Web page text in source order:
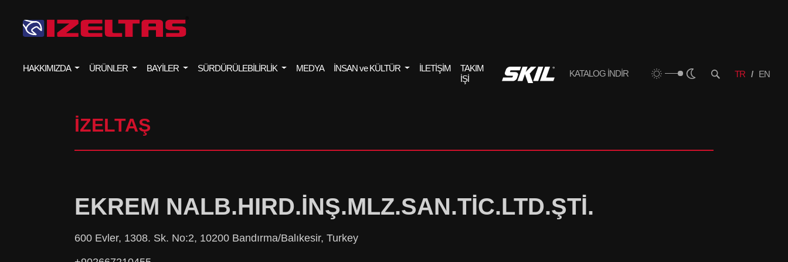
HAKKIMIZDA ÜRÜNLER BAYİLER SÜRDÜRÜLEBİLİRLİK MEDYA İNSAN ve KÜLTÜR İLETİŞİM
TAKIM
İŞİ
KATALOG İNDİR TR EN
İZELTAŞ
EKREM NALB.HIRD.İNŞ.MLZ.SAN.TİC.LTD.ŞTİ.
600 Evler, 1308. Sk. No:2, 10200 Bandırma/Balıkesir, Turkey